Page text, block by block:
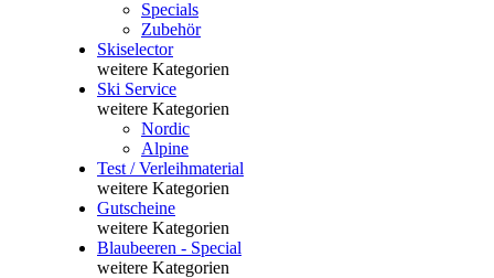
Specials
Zubehör
Skiselector
weitere Kategorien
Ski Service
weitere Kategorien
Nordic
Alpine
Test / Verleihmaterial
weitere Kategorien
Gutscheine
weitere Kategorien
Blaubeeren - Special
weitere Kategorien